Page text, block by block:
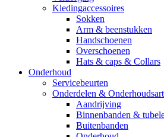
Kledingaccessoires
Sokken
Arm & beenstukken
Handschoenen
Overschoenen
Hats & caps & Collars
Onderhoud
Servicebeurten
Onderdelen &
Aandrijving
Binnenbanden &
Buitenbanden